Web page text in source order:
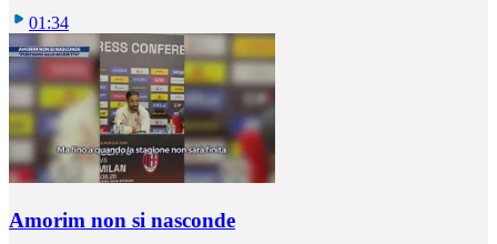
01:34
Amorim non si nasconde